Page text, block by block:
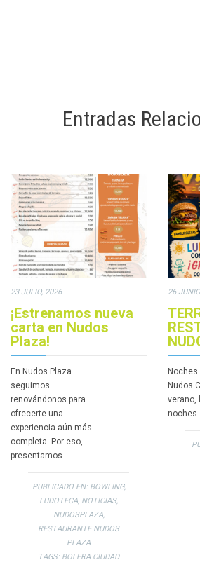
Entradas
23 JULIO, 2026
¡Estrenamos nueva
carta en Nudos
Plaza!
En Nudos Plaza
seguimos
renovándonos para
ofrecerte una
experiencia aún más
completa. Por eso,
presentamos…
PUBLICADO EN: BOWLING,
LUDOTECA, NOTICIAS,
NUDOSPLAZA,
RESTAURANTE NUDOS
PLAZA
TAGS: BOLERA CIUDAD
26
Noches
Nudos
verano,
noches